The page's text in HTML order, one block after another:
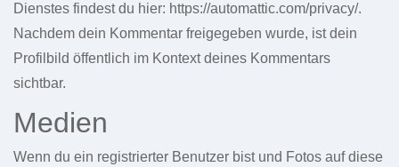
Dienstes findest du hier: https://automattic.com/privacy/.
Nachdem dein Kommentar freigegeben wurde, ist dein
Profilbild öffentlich im Kontext deines Kommentars
sichtbar.
Medien
Wenn du ein registrierter Benutzer bist und Fotos auf diese